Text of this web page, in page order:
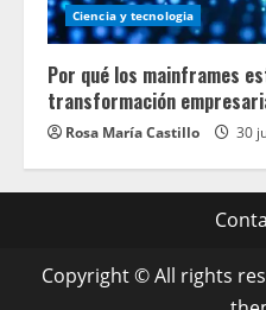
Ciencia y tecnologia
Por qué los mainframes
transformación
Rosa María Castillo 30
Copyright © All rights